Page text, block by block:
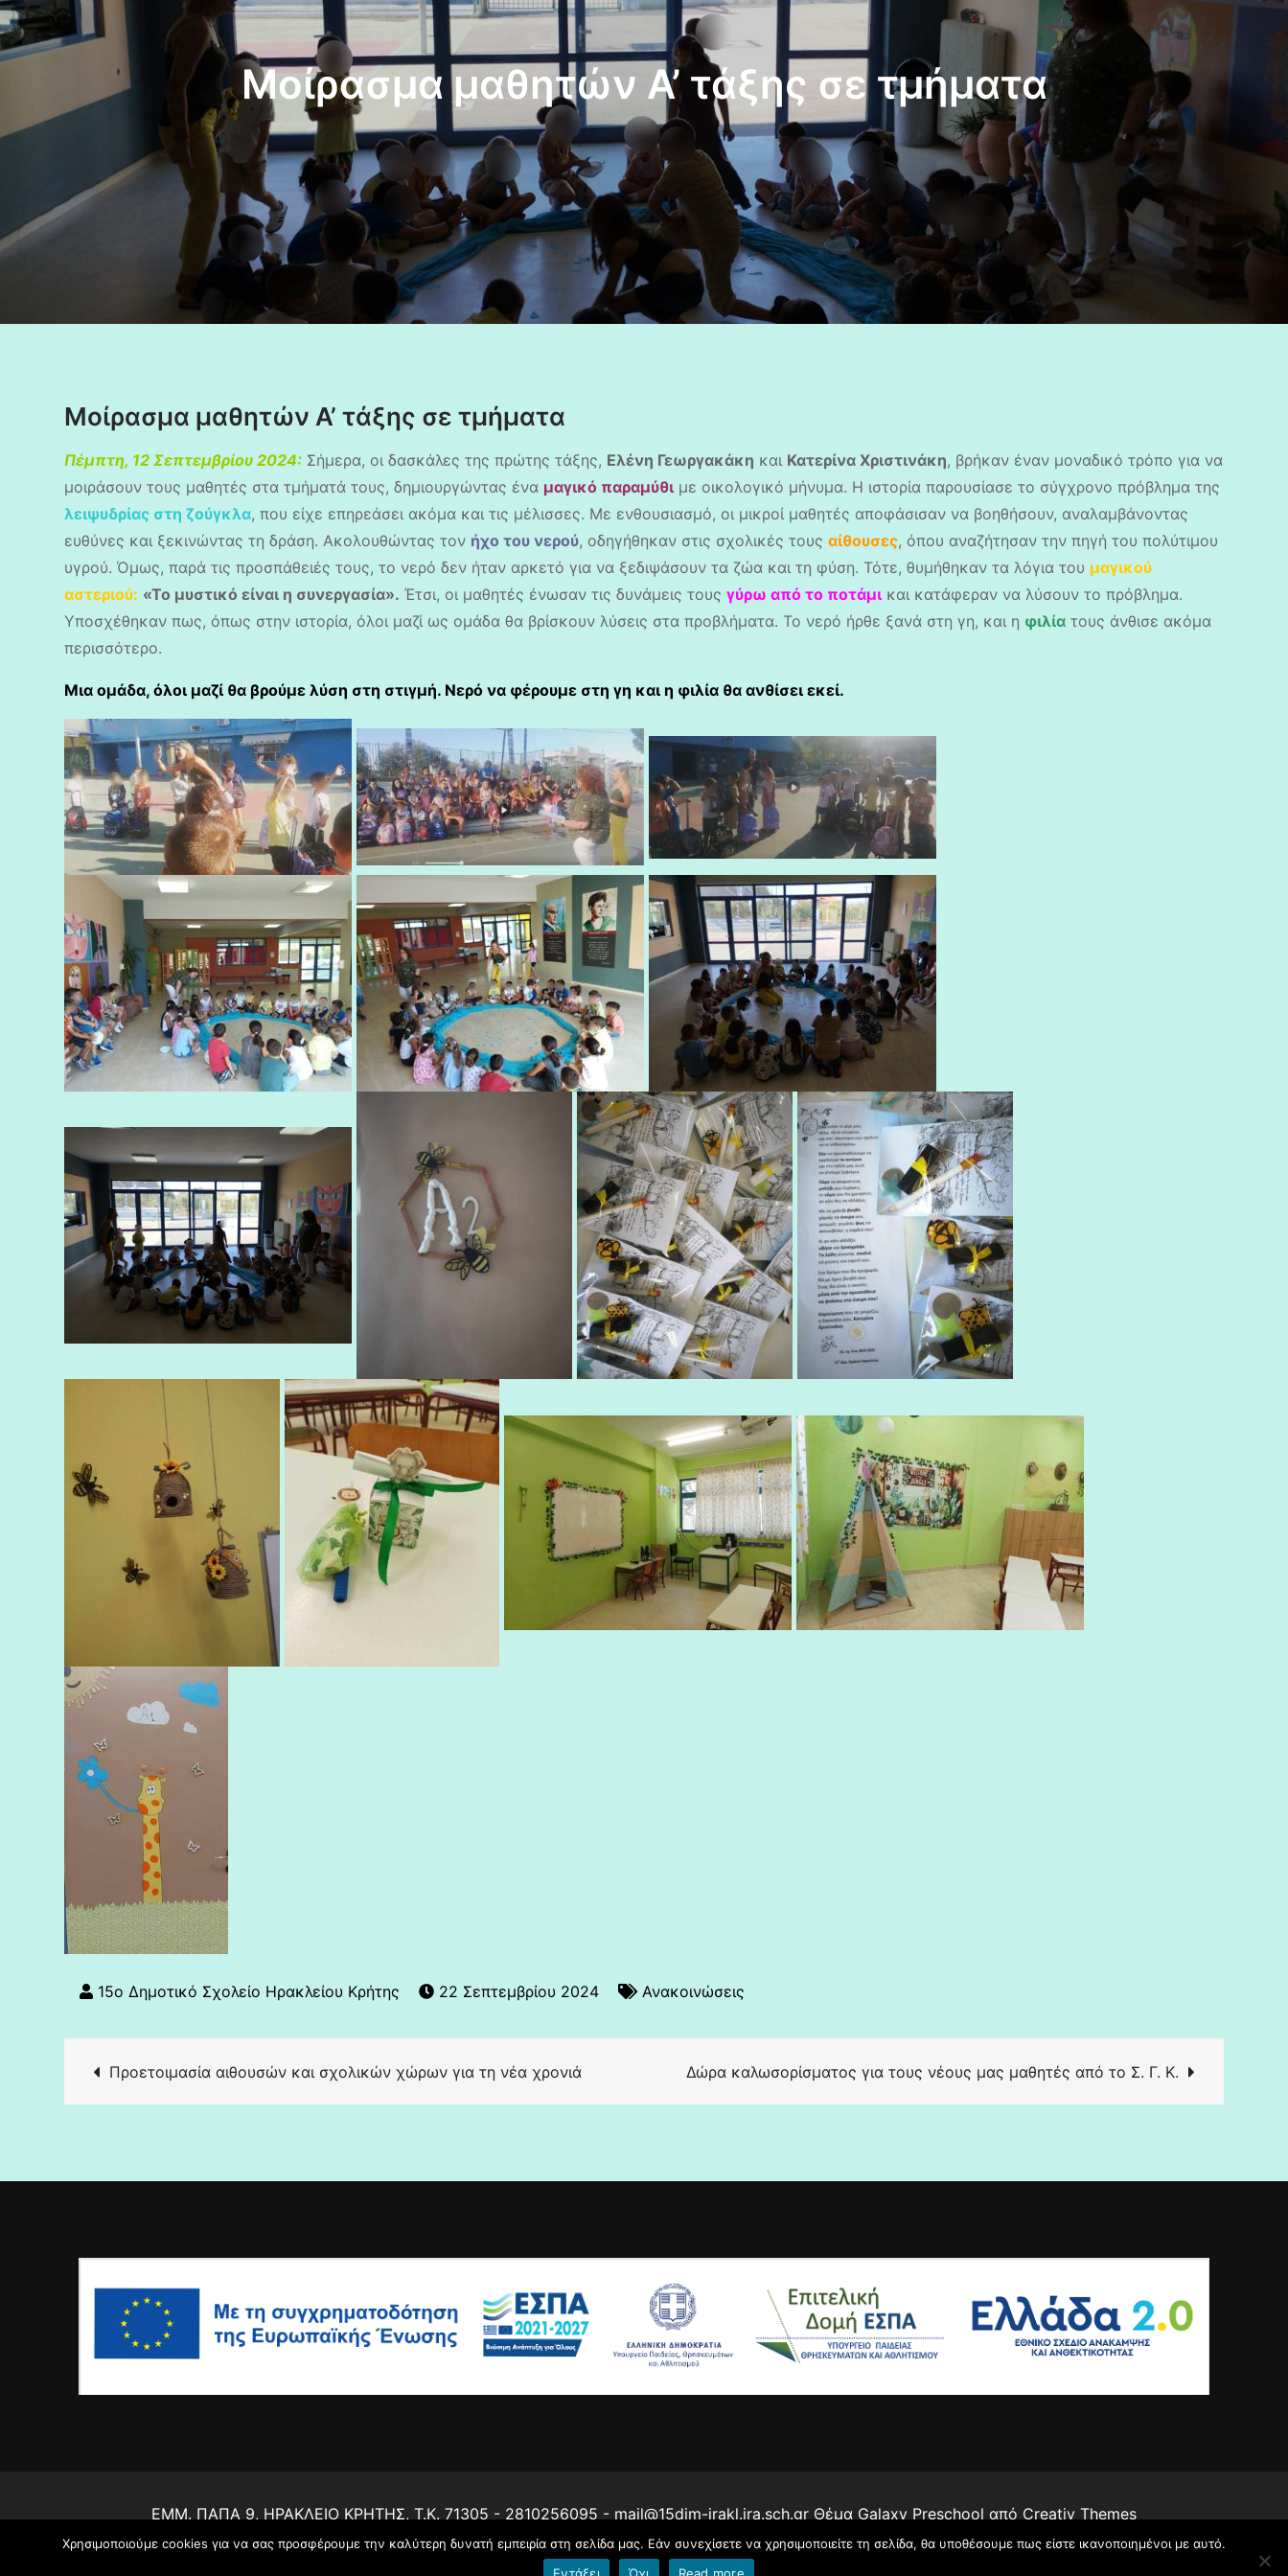
Μοίρασμα μαθητών Α’ τάξης σε τμήματα
Μοίρασμα μαθητών Α’ τάξης σε τμήματα
Πέμπτη, 12 Σεπτεμβρίου 2024: Σήμερα, οι δασκάλες της πρώτης τάξης, Ελένη Γεωργακάκη και Κατερίνα Χριστινάκη, βρήκαν έναν μοναδικό τρόπο για να
μοιράσουν τους μαθητές στα τμήματά τους, δημιουργώντας ένα μαγικό παραμύθι με οικολογικό μήνυμα. Η ιστορία παρουσίασε το σύγχρονο πρόβλημα της
λειψυδρίας στη ζούγκλα, που είχε επηρεάσει ακόμα και τις μέλισσες. Με ενθουσιασμό, οι μικροί μαθητές αποφάσισαν να βοηθήσουν, αναλαμβάνοντας
ευθύνες και ξεκινώντας τη δράση. Ακολουθώντας τον ήχο του νερού, οδηγήθηκαν στις σχολικές τουςαίθουσες, όπου αναζήτησαν την πηγή του πολύτιμου
υγρού. Όμως, παρά τις προσπάθειές τους, το νερό δεν ήταν αρκετό για να ξεδιψάσουν τα ζώα και τη φύση. Τότε, θυμήθηκαν τα λόγια του μαγικού
αστεριού: «Το μυστικό είναι η συνεργασία». Έτσι, οι μαθητές ένωσαν τις δυνάμεις τουςγύρω από το ποτάμι και κατάφεραν να λύσουν το πρόβλημα.
Υποσχέθηκαν πως, όπως στην ιστορία, όλοι μαζί ως ομάδα θα βρίσκουν λύσεις στα προβλήματα. Το νερό ήρθε ξανά στη γη, και η φιλία τους άνθισε ακόμα
περισσότερο.
Μια ομάδα, όλοι μαζί θα βρούμε λύση στη στιγμή. Νερό να φέρουμε στη γη και η φιλία θα ανθίσει εκεί.
22 Σεπτεμβρίου 2024 Ανακοινώσεις
Πλοήγηση
άρθρων
Προετοιμασία αιθουσών και σχολικών χώρων για τη νέα χρονιά Δώρα καλωσορίσματος για τους νέους μας μαθητές από το Σ. Γ. Κ.
ΕΜΜ. ΠΑΠΑ 9, ΗΡΑΚΛΕΙΟ ΚΡΗΤΗΣ, Τ.Κ. 71305 - 2810256095 - mail@15dim-irakl.ira.sch.gr Θέμα Galaxy Preschool από Creativ Themes
Χρησιμοποιούμε cookies για να σας προσφέρουμε την καλύτερη δυνατή εμπειρία στη σελίδα μας. Εάν συνεχίσετε να χρησιμοποιείτε τη σελίδα, θα υποθέσουμε πως είστε ικανοποιημένοι με αυτό.
Εντάξει
Όχι Read more